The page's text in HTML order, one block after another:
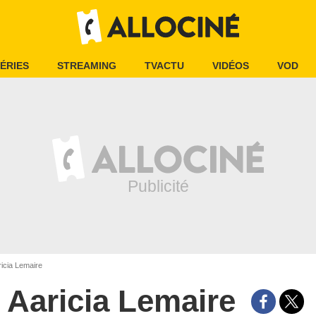
STREAMING TVACTU VIDÉOS VOD
Lemaire
Aaricia Lemaire